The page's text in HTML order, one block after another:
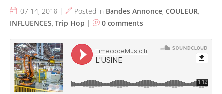
07 14, 2018 | Posted in Bandes Annonce, COULEUR,
INFLUENCES, Trip Hop | 0 comments